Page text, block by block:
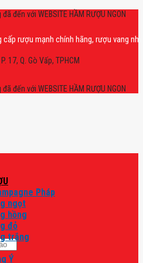
đến với WEBSITE HẦM RƯỢU NGON
mạnh chính hãng, rượu vang nhập
17, Q. Gò Vấp, TPHCM
đến với WEBSITE HẦM RƯỢU NGON
Pháp
ngọt
hồng
đỏ
trắng
Ý